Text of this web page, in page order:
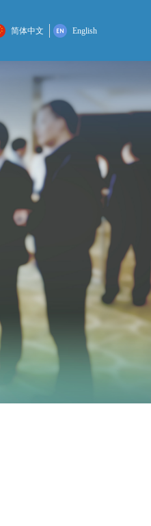
简体中文 English